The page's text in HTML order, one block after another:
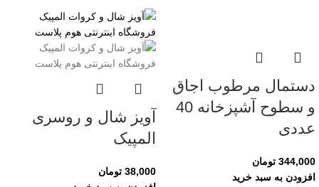
دستمال مرطوب اجاق
و سطوح آشپزخانه 40
عددی
344,000 تومان
افزودن به سبد خرید
آویز شال و روسری
المپیک
38,000 تومان